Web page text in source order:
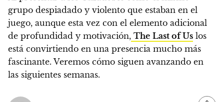
grupo despiadado y violento que estaban en el
juego, aunque esta vez con el elemento adicional
de profundidad y motivación, The Last of Us los
está convirtiendo en una presencia mucho más
fascinante. Veremos cómo siguen avanzando en
las siguientes semanas.